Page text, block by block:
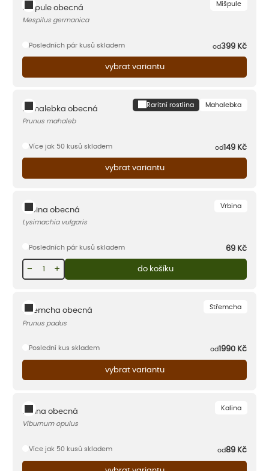
Mišpule
Mišpule obecná
Mespilus germanica
Posledních pár kusů skladem od399 Kč
vybrat variantu
Raritní rostlina Mahalebka
Mahalebka obecná
Prunus mahaleb
Více jak 50 kusů skladem od149 Kč
vybrat variantu
Vrbina
Vrbina obecná
Lysimachia vulgaris
Posledních pár kusů skladem 69 Kč
+
− do košíku
Střemcha
Střemcha obecná
Prunus padus
Poslední kus skladem od 1990 Kč
vybrat variantu
Kalina
Kalina obecná
Viburnum opulus
Více jak 50 kusů skladem od89 Kč